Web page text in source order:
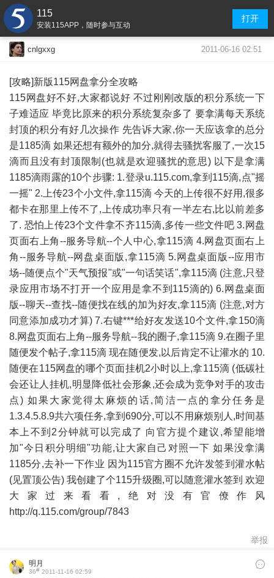
115
安装115APP，随时参与互动
打开
cnlgxxg 2011-06-16 02:51
[攻略]新版115网盘拿分全攻略
115网盘好不好,大家都说好 不过刚刚改版的积分系统一下
子难适应 毕竟比原来的积分系统复杂多了 要拿满每天系统
封顶的积分有好几次操作 先告诉大家,你一天应该拿的总分
是1185滴 如果还想有额外的加分,就得去骚扰客服了,一次15
滴而且没有封顶限制(也就是欢迎骚扰的意思) 以下是拿满
1185滴雨露的10个步骤: 1.登录u.115.com,拿到115滴,点"摇
一摇" 2.上传23个小文件,拿115滴 今天的上传很不好用,很多
都卡在那里上传不了,上传成功率只有一半左右,比以前差多
了. 恐怕上传23个文件拿不齐115滴,多传一些文件吧 3.网盘
页面右上角--服务导航--个人中心,拿115滴 4.网盘页面右上
角--服务导航--网盘桌面版,拿115滴 5.网盘桌面版--应用市
场--随便点个"天气预报"或"一句话笑话",拿115滴 (注意,只登
录应用市场不打开一个应用是拿不到115滴的) 6.网盘桌面
版--聊天--查找--随便找在线的加为好友,拿115滴 (注意,对方
同意添加成功才算) 7.右键***给好友发送10个文件,拿150滴
8.网盘页面右上角--服务导航--我的圈子,拿115滴 9.在圈子里
随便发个帖子,拿115滴 现在随便发,以后肯定不让灌水的 10.
随便在115网盘的哪个页面挂机2小时以上,拿115滴 (低碳社
会还让人挂机,明显降低社会形象,还会成为竞争对手的攻击
点) 如果大家觉得太麻烦的话,简洁一点的拿分任务是
1.3.4.5.8.9共六项任务,拿到690分,可以不用麻烦别人,时间基
本上不到2分钟就可以完成了 向官方提个建议,希望能增
加"今日积分明细"功能,让大家自己对照一下 如果没拿满
1185分,去补一下作业 因为115官方圈不允许发签到灌水帖
(见置顶公告) 我创建了个115升级圈,可以随意灌水签到 欢迎
大家过来看看,绝对没有官僚作风
http://q.115.com/group/7843
举报
明月
36# 2011-11-16 02:59